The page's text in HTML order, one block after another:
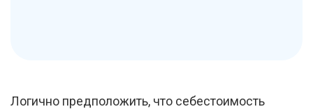
Логично предположить, что себестоимость